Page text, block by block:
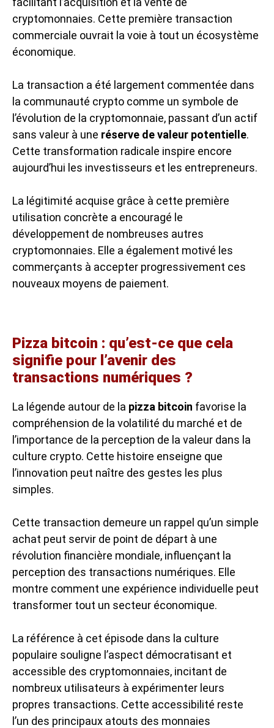
cryptomonnaies. Cette première transaction
commerciale ouvrait la voie à tout un écosystème
économique.
La transaction a été largement commentée dans
la communauté crypto comme un symbole de
l’évolution de la cryptomonnaie, passant d’un actif
sans valeur à une réserve de valeur potentielle.
Cette transformation radicale inspire encore
aujourd’hui les investisseurs et les entrepreneurs.
La légitimité acquise grâce à cette première
utilisation concrète a encouragé le
développement de nombreuses autres
cryptomonnaies. Elle a également motivé les
commerçants à accepter progressivement ces
nouveaux moyens de paiement.
Pizza bitcoin : qu’est-ce que cela
signifie pour l’avenir des
transactions numériques ?
La légende autour de la pizza bitcoin favorise la
compréhension de la volatilité du marché et de
l’importance de la perception de la valeur dans la
culture crypto. Cette histoire enseigne que
l’innovation peut naître des gestes les plus
simples.
Cette transaction demeure un rappel qu’un simple
achat peut servir de point de départ à une
révolution financière mondiale, influençant la
perception des transactions numériques. Elle
montre comment une expérience individuelle peut
transformer tout un secteur économique.
La référence à cet épisode dans la culture
populaire souligne l’aspect démocratisant et
accessible des cryptomonnaies, incitant de
nombreux utilisateurs à expérimenter leurs
propres transactions. Cette accessibilité reste
l’un des principaux atouts des monnaies